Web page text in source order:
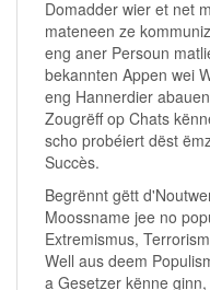
Domadder wier et net
mateneen ze
eng aner Persoun
bekannten Appen wei
eng Hannerdier
Zougrëff op Chats
scho probéiert dëst
Succès.
Begrënnt gëtt
Moossname jee no
Extremismus,
Well aus deem
a Gesetzer kënne